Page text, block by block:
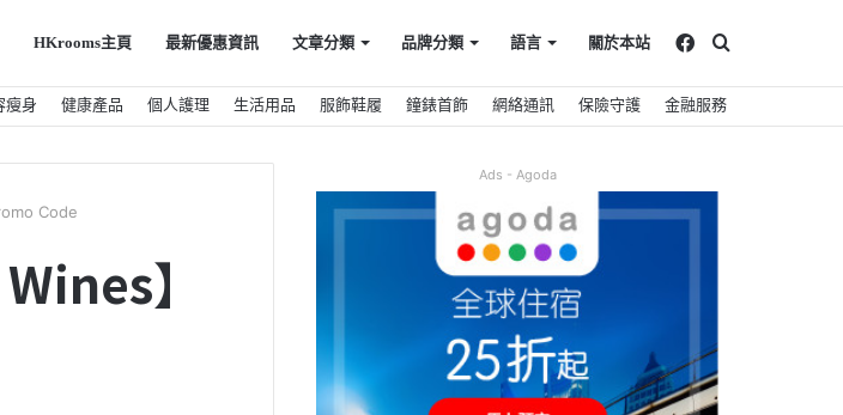
HKrooms主頁 最新優惠資訊 文章分類 品牌分類 語言 關於本站 搜
尋
Facebook
瘦身 健康產品 個人護理 生活用品 服飾鞋履 鐘錶首飾 網絡通訊 保險守護 金融服務
Code
】
Ads - Agoda